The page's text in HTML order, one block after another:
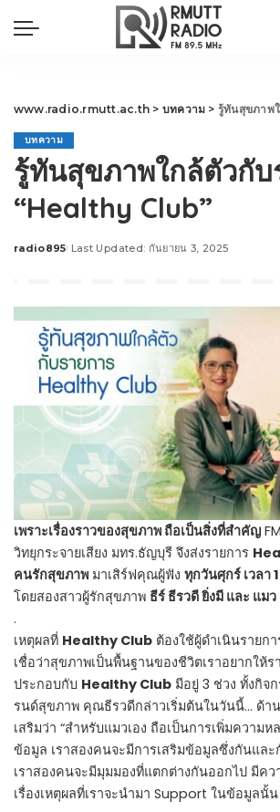
www.radio.rmutt.ac.th > บทความ > รู้ทันสุขภาพใกล้
บทความ
รู้ทันสุขภาพใกล้ตัวกับ
“Healthy Club”
Posted
radio895 Last Updated: กันยายน 3, 2025
เพราะเรื่องราวของสุขภาพ ถือเป็นสิ่งที่สำคัญ
วิทยุกระจายเสียง มทร.ธัญบุรี จึงส่งรายการ
คนรักสุขภาพ มาเสิร์ฟคุณผู้ฟัง ทุกวันศุกร์ เวลา
โดยสองสาวผู้รักสุขภาพ ธีร์ ธีรวดี ยิ่งมี และ แม
.
เหตุผลที่ Healthy Club ต้องใช้ผู้ดำเนินรายก
เชื่อว่าสุขภาพเป็นพื้นฐานของชีวิตเราอยากให้
ประกอบกับ Healthy Club มีอยู่ 3 ช่วง ทั้งกิจ
รนด์สุขภาพ คุณธีรวดีกล่าวเริ่มต้นในวันนี้… ด้
เสริมว่า “สำหรับแมวเอง ถือเป็นการเพิ่มความ
ข้อมูล เราสองคนจะมีการเสริมข้อมูลซึ่งกันแล
เราสองคนจะมีมุมมองที่แตกต่างกันออกไป มีค
เรื่องเหตุผลที่เราจะนำมา Support ในข้อมูลนั้น